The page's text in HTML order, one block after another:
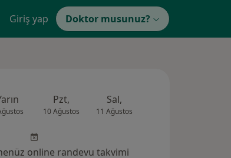
Giriş yap Doktor musunuz?
Pzt,
10 Ağustos
Sal,
11 Ağustos
online randevu takvimi